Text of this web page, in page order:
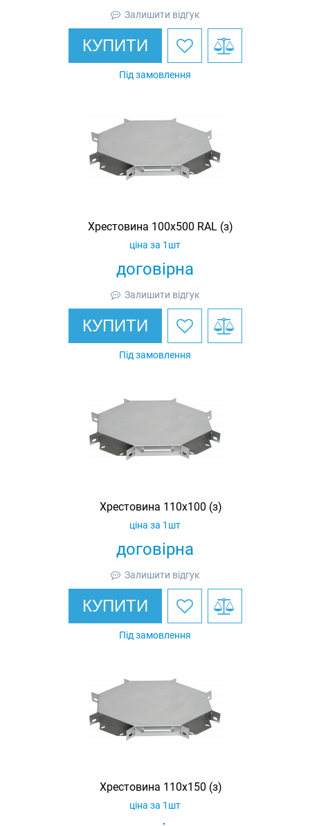
Залишити відгук
КУПИТИ
Під замовлення
Хрестовина 100х500 RAL (з)
договірна
ціна за 1шт
Залишити відгук
КУПИТИ
Під замовлення
Хрестовина 110х100 (з)
договірна
ціна за 1шт
Залишити відгук
КУПИТИ
Під замовлення
Хрестовина 110х150 (з)
ціна за 1шт